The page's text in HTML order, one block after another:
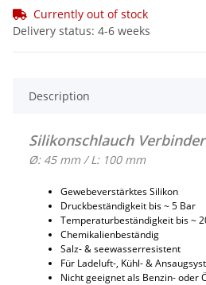
Currently out of stock
Delivery status: 4-6 weeks
Description
Silikonschlauch
Ø: 45 mm / L: 100 mm
Gewebeverstärktes Silikon
Druckbeständigkeit bis ~ 5 Bar
Temperaturbeständigkeit bis ~
Chemikalienbeständig
Salz- & seewasserresistent
Für Ladeluft-, Kühl- &
Nicht geeignet als Benzin- oder